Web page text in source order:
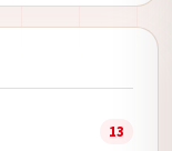
13